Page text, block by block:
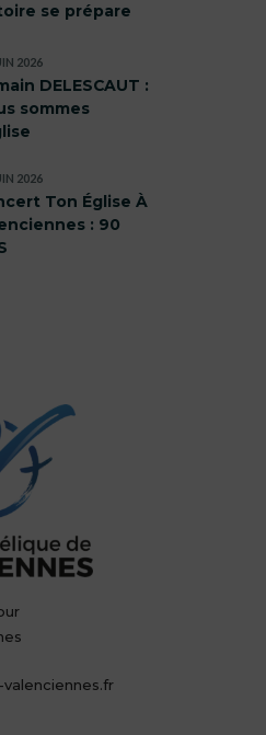
se prépare
DELESCAUT :
sommes
2026
Ton Église À
: 90
2026